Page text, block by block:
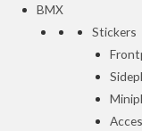
BMX
Stickers